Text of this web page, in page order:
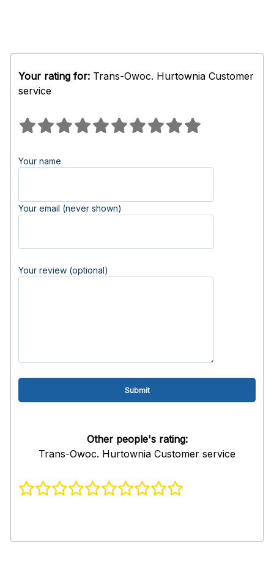
Your rating for: Trans-Owoc. Hurtownia Customer
service
Your name
Your email (never shown)
Your review (optional)
Other people's rating:
Trans-Owoc. Hurtownia Customer service